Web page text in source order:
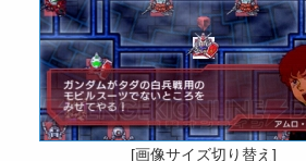
[画像サイズ切り替え]